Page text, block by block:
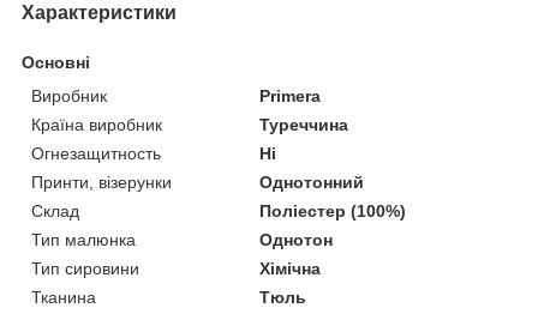
Характеристики
Основні
Виробник
Primera
Країна виробник
Туреччина
Огнезащитность
Ні
Принти, візерунки
Однотонний
Склад
Поліестер (100%)
Тип малюнка
Однотон
Тип сировини
Хімічна
Тканина
Тюль